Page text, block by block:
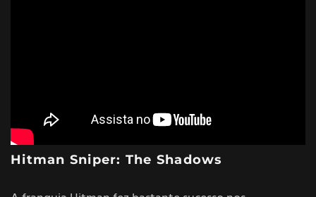
Hitman Sniper: The Shadows